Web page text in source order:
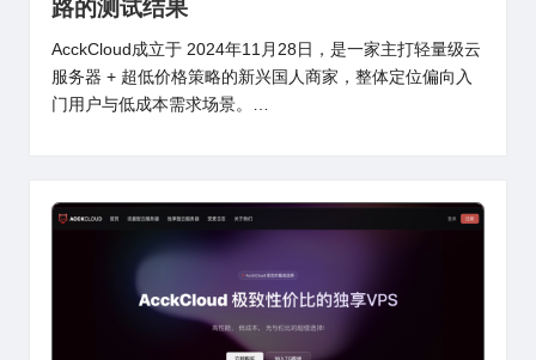
路的测试结果
AcckCloud成立于 2024年11月28日，是一家主打轻量级云
服务器 + 超低价格策略的新兴国人商家，整体定位偏向入
门用户与低成本需求场景。…